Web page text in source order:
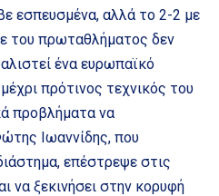
εσπευσμένα, αλλά το 2-2 με
του πρωταθλήματος δεν
ένα ευρωπαϊκό
πρότινος τεχνικός του
προβλήματα να
Ιωαννίδης, που
επέστρεψε στις
να ξεκινήσει στην κορυφή